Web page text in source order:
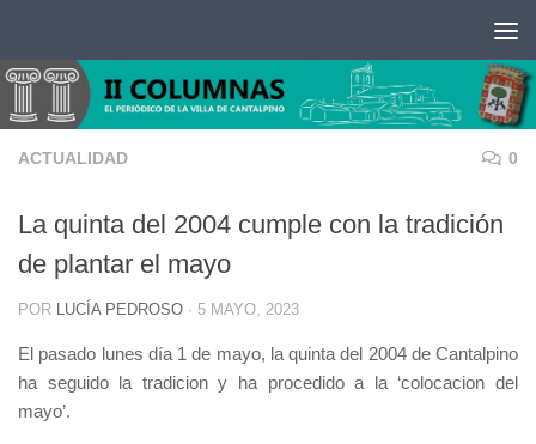
ACTUALIDAD 0
La quinta del 2004 cumple con la tradición
de plantar el mayo
POR LUCÍA PEDROSO · 5 MAYO, 2023
El pasado lunes día 1 de mayo, la quinta del 2004 de Cantalpino
ha seguido la tradicion y ha procedido a la ‘colocacion del
mayo’.